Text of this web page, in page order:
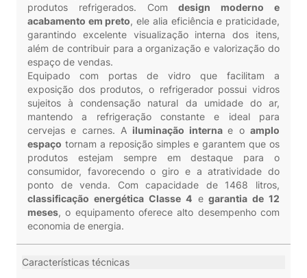
produtos refrigerados. Comdesign moderno e
acabamento em preto, ele alia eficiência e praticidade,
garantindo excelente visualização interna dos itens,
além de contribuir para a organização e valorização do
espaço de vendas.
Equipado com portas de vidro que facilitam a
exposição dos produtos, o refrigerador possui vidros
sujeitos à condensação natural da umidade do ar,
mantendo a refrigeração constante e ideal para
cervejas e carnes. A iluminação internae o amplo
espaço tornam a reposição simples e garantem que os
produtos estejam sempre em destaque para o
consumidor, favorecendo o giro e a atratividade do
ponto de venda. Com capacidade de 1468 litros,
classificação energética Classe 4 egarantia de 12
meses, o equipamento oferece alto desempenho com
economia de energia.
Características técnicas